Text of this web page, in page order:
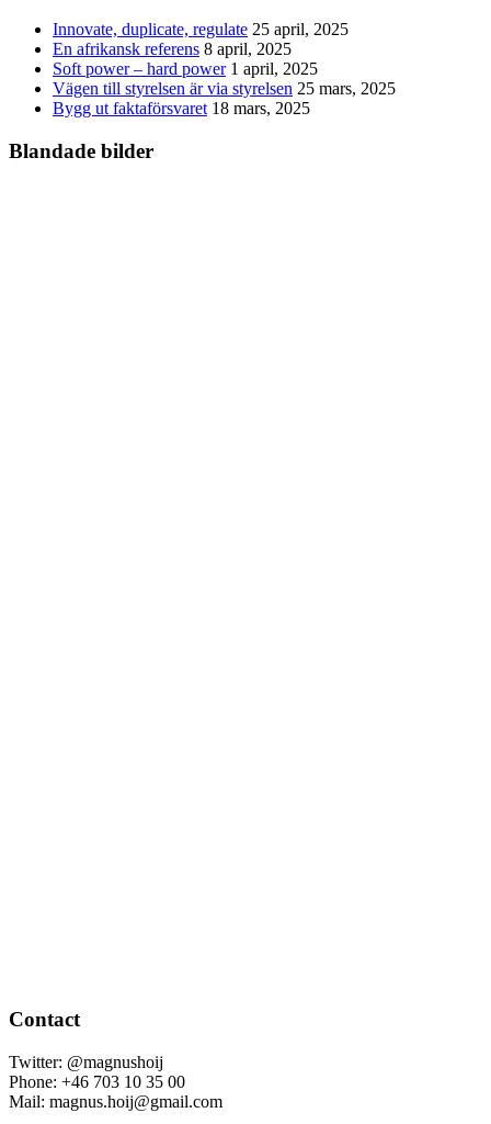
Innovate, duplicate, regulate 25 april, 2025
En afrikansk referens 8 april, 2025
Soft power – hard power 1 april, 2025
Vägen till styrelsen är via styrelsen 25 mars, 2025
Bygg ut faktaförsvaret 18 mars, 2025
Blandade bilder
Contact
Twitter: @magnushoij
Phone: +46 703 10 35 00
Mail: magnus.hoij@gmail.com